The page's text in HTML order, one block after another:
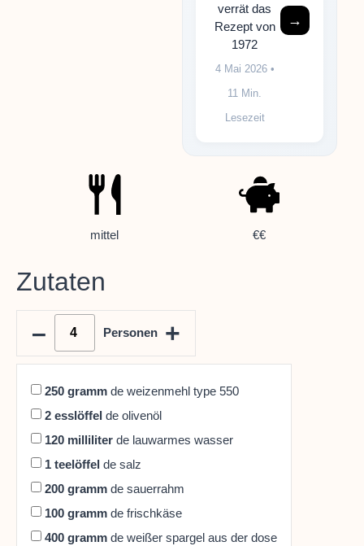
verrät das
Rezept von
1972
4 Mai 2026•
11 Min.
Lesezeit
→
mittel €€
Zutaten
–
Personen +
250 gramm de weizenmehl type 550
2 esslöffel de olivenöl
120 milliliter de lauwarmes wasser
1 teelöffel de salz
200 gramm de sauerrahm
100 gramm de frischkäse
400 gramm de weißer spargel aus der dose